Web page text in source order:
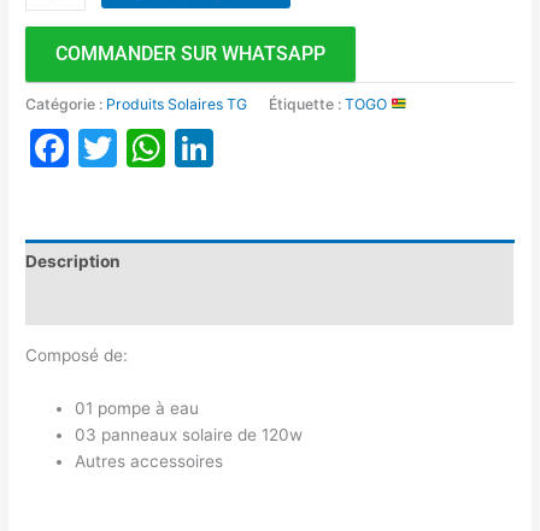
COMMANDER SUR WHATSAPP
Catégorie : Produits Solaires TG Étiquette :TOGO
Facebook
TwitterWhatsApp
Description
Composé de:
01 pompe à eau
03 panneaux solaire de 120w
Autres accessoires